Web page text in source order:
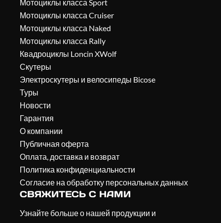
Мотоциклы класса Sport
Мотоциклы класса Cruiser
Мотоциклы класса Naked
Мотоциклы класса Rally
Квадроциклы Loncin XWolf
Скутеры
Электроскутеры и велосипеды Bicose
Туры
Новости
Гарантия
О компании
Публичная оферта
Оплата, доставка и возврат
Политика конфиденциальности
Согласие на обработку персональных данных
СВЯЖИТЕСЬ С НАМИ
Узнайте больше о нашей продукции и